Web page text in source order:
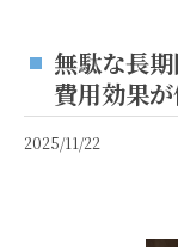
無駄な長
費用効果
2025/11/22